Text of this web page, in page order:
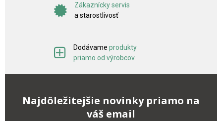
Zákaznícky servis
a starostlivosť
Dodávame produkty
priamo od výrobcov
Najdôležitejšie novinky priamo na
váš email